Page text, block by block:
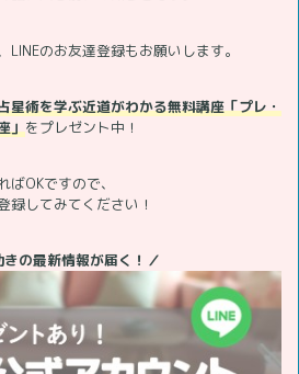
のお友達登録もお願いします。
星術を学ぶ近道がわかる無料講座「プレ・
」をプレゼント中！
OKですので、
録してみてください！
きの最新情報が届く！／